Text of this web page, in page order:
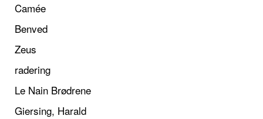
Camée
Benved
Zeus
radering
Le Nain Brødrene
Giersing, Harald